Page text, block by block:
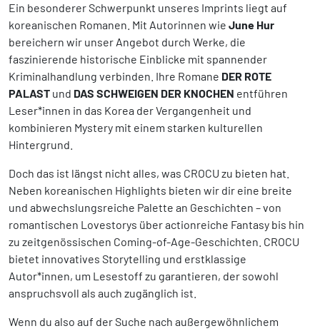
Ein besonderer Schwerpunkt unseres Imprints liegt auf
koreanischen Romanen. Mit Autorinnen wie June Hur
bereichern wir unser Angebot durch Werke, die
faszinierende historische Einblicke mit spannender
Kriminalhandlung verbinden. Ihre Romane DER ROTE
PALAST und DAS SCHWEIGEN DER KNOCHEN entführen
Leser*innen in das Korea der Vergangenheit und
kombinieren Mystery mit einem starken kulturellen
Hintergrund.
Doch das ist längst nicht alles, was CROCU zu bieten hat.
Neben koreanischen Highlights bieten wir dir eine breite
und abwechslungsreiche Palette an Geschichten – von
romantischen Lovestorys über actionreiche Fantasy bis hin
zu zeitgenössischen Coming-of-Age-Geschichten. CROCU
bietet innovatives Storytelling und erstklassige
Autor*innen, um Lesestoff zu garantieren, der sowohl
anspruchsvoll als auch zugänglich ist.
Wenn du also auf der Suche nach außergewöhnlichem